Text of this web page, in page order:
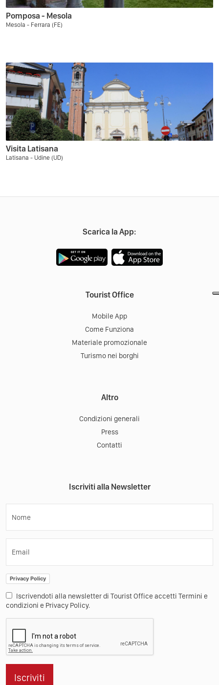
Pomposa - Mesola
Mesola - Ferrara (FE)
Visita Latisana
Latisana - Udine (UD)
Scarica la App:
Tourist Office
Mobile App
Come Funziona
Materiale promozionale
Turismo nei borghi
Altro
Condizioni generali
Press
Contatti
Iscriviti alla Newsletter
Nome
Email
Privacy Policy
Iscrivendoti alla newsletter di Tourist Office accetti Termini e
condizioni e Privacy Policy.
Iscriviti